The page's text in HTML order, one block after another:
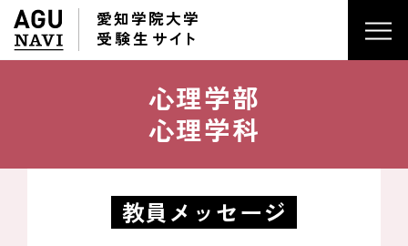
愛知学院大学
受験生 サイ ト
心理学部
心理学科
教員メッセージ